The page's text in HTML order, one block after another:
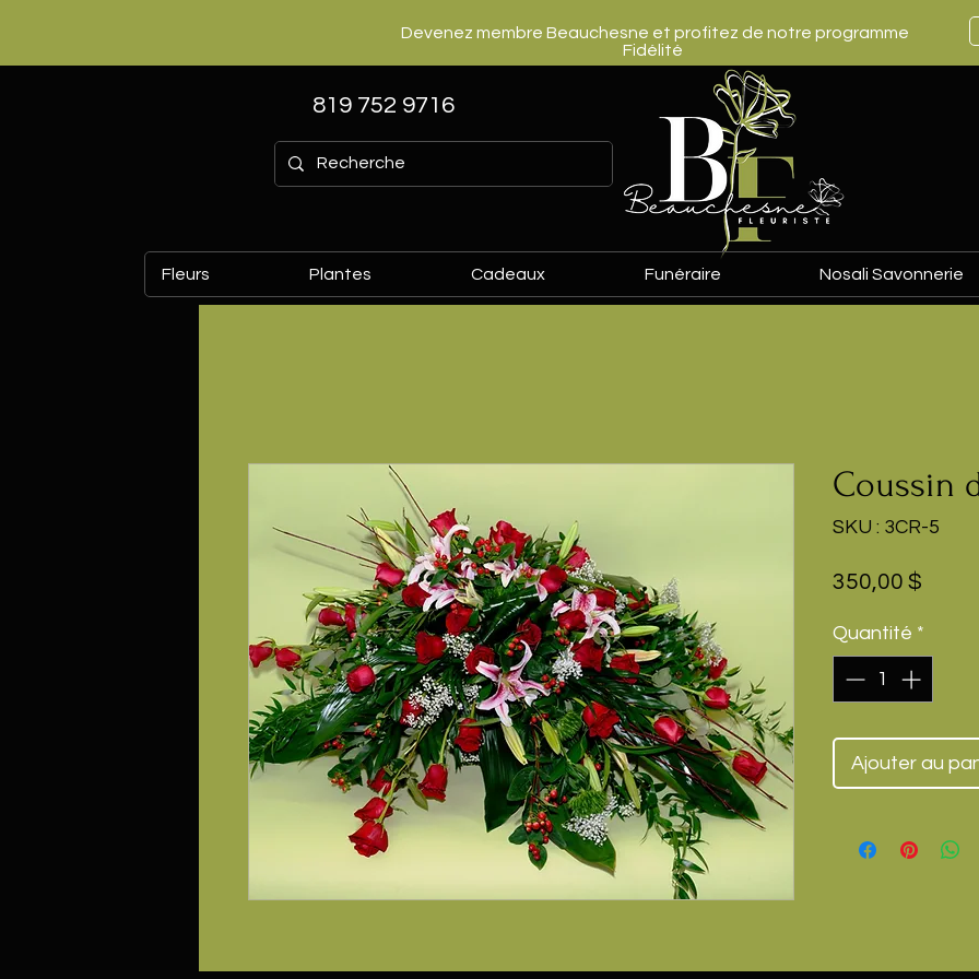
Devenez membre Beauchesne et profitez de notre programme
Fidélité
819 752 9716
Fleurs Plantes Cadeaux Funéraire Nosali Savonnerie
Coussin
SKU : 3CR-5
350,00 $
Quantité *
Ajouter au